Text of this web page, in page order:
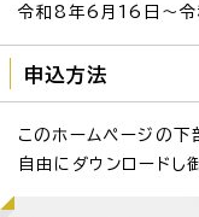
令和8年6月16日～
申込方法
このホームぺージの下
自由にダウンロードし